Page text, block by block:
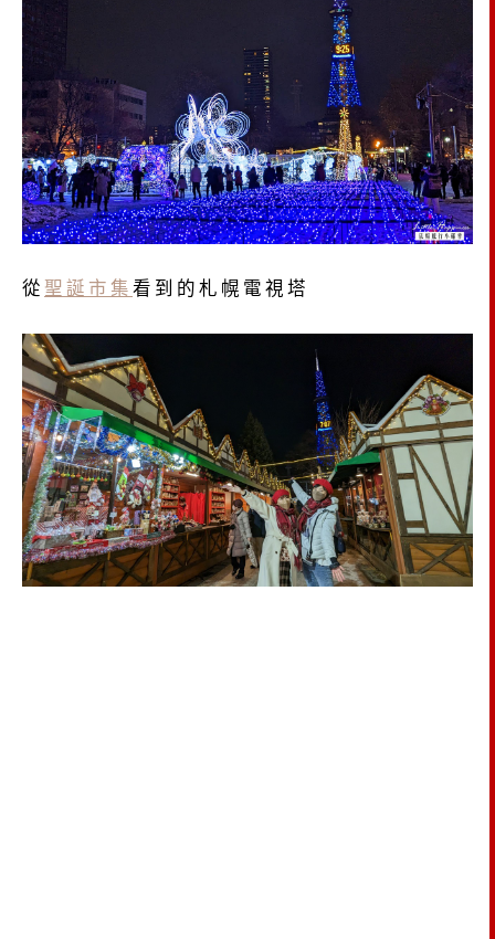
從 聖誕市集 看到的札幌電視塔